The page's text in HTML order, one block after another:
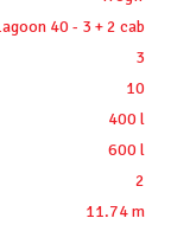
40 - 3 + 2 cab
3
10
400 l
600 l
2
11.74 m